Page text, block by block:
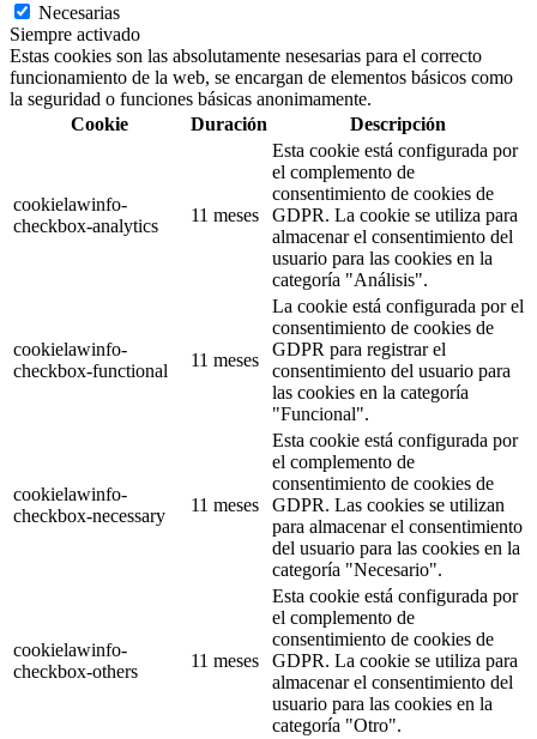
Necesarias
Siempre activado
Estas cookies son las absolutamente nesesarias para el correcto
funcionamiento de la web, se encargan de elementos básicos como
la seguridad o funciones básicas anonimamente.
Cookie
Duración Descripción
cookielawinfo-
checkbox-analytics
11 meses
Esta cookie está configurada por
el complemento de
consentimiento de cookies de
GDPR. La cookie se utiliza para
almacenar el consentimiento del
usuario para las cookies en la
categoría "Análisis".
cookielawinfo-
checkbox-functional
11 meses
La cookie está configurada por el
consentimiento de cookies de
GDPR para registrar el
consentimiento del usuario para
las cookies en la categoría
"Funcional".
cookielawinfo-
checkbox-necessary
11 meses
Esta cookie está configurada por
el complemento de
consentimiento de cookies de
GDPR. Las cookies se utilizan
para almacenar el consentimiento
del usuario para las cookies en la
categoría "Necesario".
cookielawinfo-
checkbox-others
11 meses
Esta cookie está configurada por
el complemento de
consentimiento de cookies de
GDPR. La cookie se utiliza para
almacenar el consentimiento del
usuario para las cookies en la
categoría "Otro".